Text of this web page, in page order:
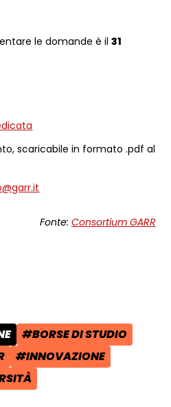
le domande è il31
scaricabile in formato .pdf al
Fonte: Consortium GARR
- apre
X - apre una
e condividi -
TAG:
#BORSE DI STUDIO
TAG:
#INNOVAZIONE